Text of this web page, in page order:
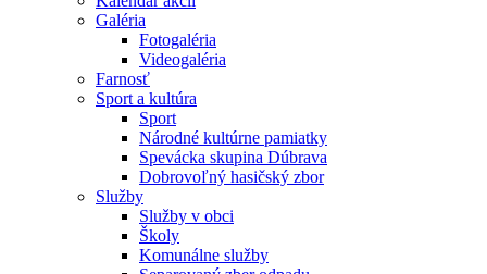
Galéria
Fotogaléria
Videogaléria
Farnosť
Sport a kultúra
Sport
Národné kultúrne pamiatky
Spevácka skupina Dúbrava
Dobrovoľný hasičský zbor
Služby
Služby v obci
Školy
Komunálne služby